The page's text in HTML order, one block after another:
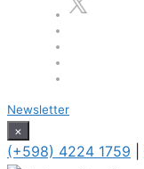
Newsletter
×
(+598) 4224 1759